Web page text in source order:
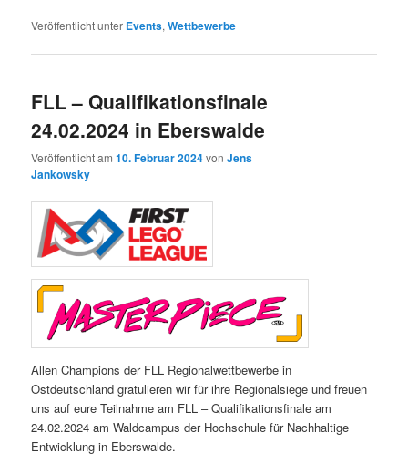
Veröffentlicht unter Events,Wettbewerbe
FLL – Qualifikationsfinale
24.02.2024 in Eberswalde
Veröffentlicht am10. Februar 2024vonJens
Jankowsky
Allen Champions der FLL Regionalwettbewerbe in
Ostdeutschland gratulieren wir für ihre Regionalsiege und freuen
uns auf eure Teilnahme am FLL – Qualifikationsfinale am
24.02.2024 am Waldcampus der Hochschule für Nachhaltige
Entwicklung in Eberswalde.